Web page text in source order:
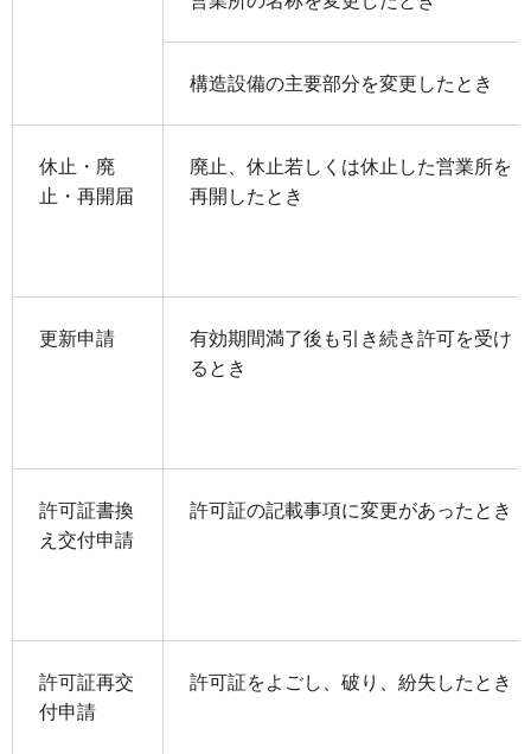
構造設備の主要部分を変更したとき
休止・廃
止・再開届
廃止、休止若しくは休止した営業所を
再開したとき
更新申請
有効期間満了後も引き続き許可を受け
るとき
許可証書換
え交付申請
許可証の記載事項に変更があったとき
許可証再交
付申請
許可証をよごし、破り、紛失したとき